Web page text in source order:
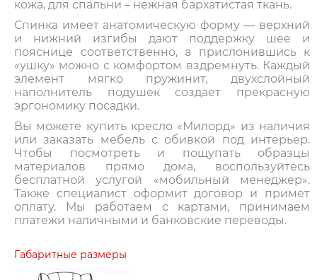
кожа, для спальни – нежная бархатистая ткань.
Спинка имеет анатомическую форму — верхний
и нижний изгибы дают поддержку шее и
пояснице соответственно, а прислонившись к
«ушку» можно с комфортом вздремнуть. Каждый
элемент мягко пружинит, двухслойный
наполнитель подушек создает прекрасную
эргономику посадки.
Вы можете купить кресло «Милорд» из наличия
или заказать мебель с обивкой под интерьер.
Чтобы посмотреть и пощупать образцы
материалов прямо дома, воспользуйтесь
бесплатной услугой «мобильный менеджер».
Также специалист оформит договор и примет
оплату. Мы работаем с картами, принимаем
платежи наличными и банковские переводы.
Габаритные размеры